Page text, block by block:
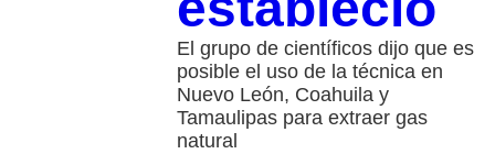
El grupo de científicos dijo que es
posible el uso de la técnica en
Nuevo León, Coahuila y
Tamaulipas para extraer gas
natural